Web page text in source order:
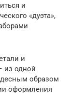
и
«дуэта»,
и
из одной
образом
оформления